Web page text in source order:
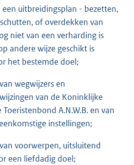
uitbreidingsplan - bezetten,
of overdekken van
niet van een verharding is
andere wijze geschikt is
het bestemde doel;
wegwijzers en
van de Koninklijke
A.N.W.B. en van
instellingen;
voorwerpen, uitsluitend
een liefdadig doel;